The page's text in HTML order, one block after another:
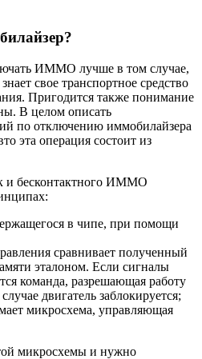
ИММО лучше в том случае,
свое транспортное средство
Пригодится также понимание
В целом описать
по отключению иммобилайзера
эта операция состоит из
и бесконтактного ИММО
в чипе, при помощи
сравнивает полученный
эталоном. Если сигналы
команда, разрешающая работу
двигатель заблокируется;
микросхема, управляющая
микросхемы и нужно